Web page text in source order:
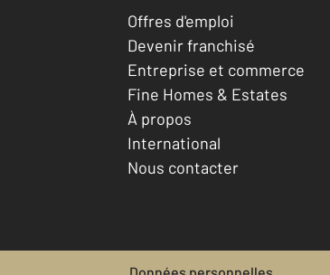
Offres d'emploi
Devenir franchisé
Entreprise et commerce
Fine Homes & Estates
À propos
International
Nous contacter